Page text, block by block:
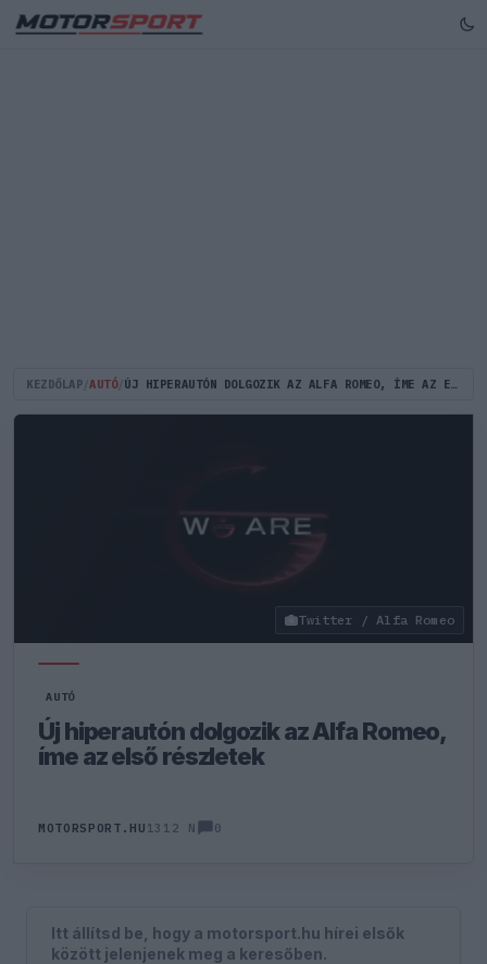
KEZDŐLAP /AUTÓ/ ÚJ HIPERAUTÓN DOLGOZIK AZ ALFA ROMEO, ÍME AZ ELSŐ RÉSZLETEK
Twitter / Alfa Romeo
AUTÓ
Új hiperautón dolgozik az Alfa Romeo,
íme az első részletek
MOTORSPORT.HU 1312 N 0
Itt állítsd be, hogy a motorsport.hu hírei elsők
között jelenjenek meg a keresőben.